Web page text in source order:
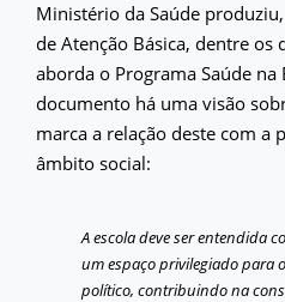
Ministério da Saúde
de Atenção Básica, dentre os
aborda o Programa Saúde na
documento há uma visão
marca a relação deste com a
âmbito social:
A escola deve ser entendida
um espaço privilegiado para
político, contribuindo na